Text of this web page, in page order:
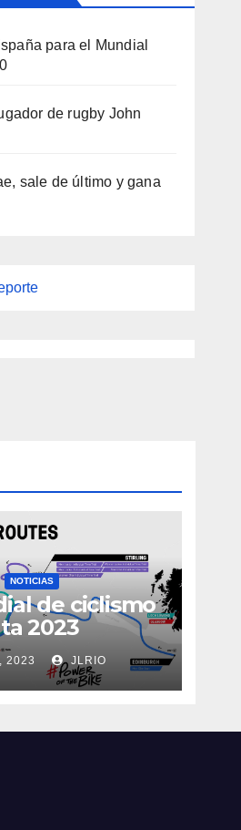
para el Mundial
de rugby John
sale de último y gana
NOTICIAS
de ciclismo
2023
2023 JLRIO